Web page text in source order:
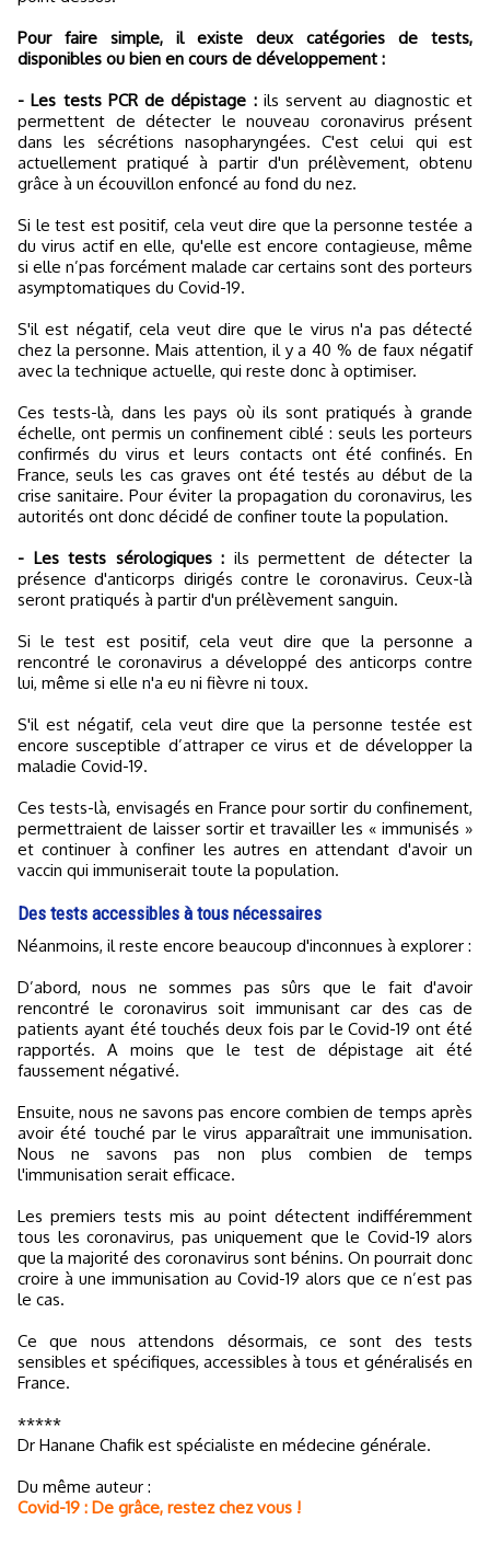
Pour faire simple, il existe deux catégories de tests,
disponibles ou bien en cours de développement :
- Les tests PCR de dépistage :ils servent au diagnostic et
permettent de détecter le nouveau coronavirus présent
dans les sécrétions nasopharyngées. C'est celui qui est
actuellement pratiqué à partir d'un prélèvement, obtenu
grâce à un écouvillon enfoncé au fond du nez.
Si le test est positif, cela veut dire que la personne testée a
du virus actif en elle, qu'elle est encore contagieuse, même
si elle n’pas forcément malade car certains sont des porteurs
asymptomatiques du Covid-19.
S'il est négatif, cela veut dire que le virus n'a pas détecté
chez la personne. Mais attention, il y a 40 % de faux négatif
avec la technique actuelle, qui reste donc à optimiser.
Ces tests-là, dans les pays où ils sont pratiqués à grande
échelle, ont permis un confinement ciblé : seuls les porteurs
confirmés du virus et leurs contacts ont été confinés. En
France, seuls les cas graves ont été testés au début de la
crise sanitaire. Pour éviter la propagation du coronavirus, les
autorités ont donc décidé de confiner toute la population.
- Les tests sérologiques : ils permettent de détecter la
présence d'anticorps dirigés contre le coronavirus. Ceux-là
seront pratiqués à partir d'un prélèvement sanguin.
Si le test est positif, cela veut dire que la personne a
rencontré le coronavirus a développé des anticorps contre
lui, même si elle n'a eu ni fièvre ni toux.
S'il est négatif, cela veut dire que la personne testée est
encore susceptible d’attraper ce virus et de développer la
maladie Covid-19.
Ces tests-là, envisagés en France pour sortir du confinement,
permettraient de laisser sortir et travailler les « immunisés »
et continuer à confiner les autres en attendant d'avoir un
vaccin qui immuniserait toute la population.
Des tests accessibles à tous nécessaires
Néanmoins, il reste encore beaucoup d'inconnues à explorer :
D’abord, nous ne sommes pas sûrs que le fait d'avoir
rencontré le coronavirus soit immunisant car des cas de
patients ayant été touchés deux fois par le Covid-19 ont été
rapportés. A moins que le test de dépistage ait été
faussement négativé.
Ensuite, nous ne savons pas encore combien de temps après
avoir été touché par le virus apparaîtrait une immunisation.
Nous ne savons pas non plus combien de temps
l'immunisation serait efficace.
Les premiers tests mis au point détectent indifféremment
tous les coronavirus, pas uniquement que le Covid-19 alors
que la majorité des coronavirus sont bénins. On pourrait donc
croire à une immunisation au Covid-19 alors que ce n’est pas
le cas.
Ce que nous attendons désormais, ce sont des tests
sensibles et spécifiques, accessibles à tous et généralisés en
France.
*****
Dr Hanane Chafik est spécialiste en médecine générale.
Du même auteur :
Covid-19 : De grâce, restez chez vous !